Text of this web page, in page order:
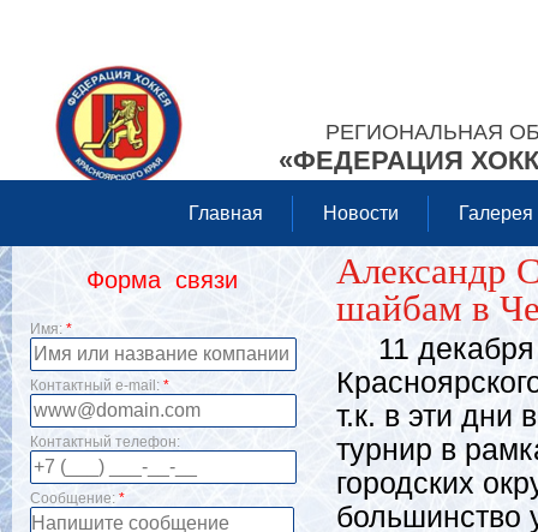
РЕГИОНАЛЬНАЯ
«ФЕДЕРАЦИЯ
Главная Новости Галерея
Форма связи
Имя: *
Контактный e-mail: *
Контактный телефон:
Сообщение: *
Александр
шайбам в
11 декабря
т.к. в эти дни
турнир в
городских
большинство